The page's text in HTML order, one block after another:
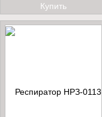
Купить